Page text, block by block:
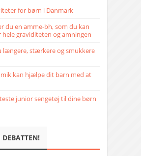
for børn i Danmark
du en amme-bh, som du kan
hele graviditeten og amningen
længere, stærkere og smukkere
kan hjælpe dit barn med at
junior sengetøj til dine børn
DEBATTEN!